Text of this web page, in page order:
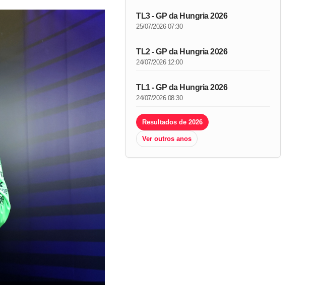
TL3 - GP da Hungria 2026
25/07/2026 07:30
TL2 - GP da Hungria 2026
24/07/2026 12:00
TL1 - GP da Hungria 2026
24/07/2026 08:30
Resultados de 2026
Ver outros anos